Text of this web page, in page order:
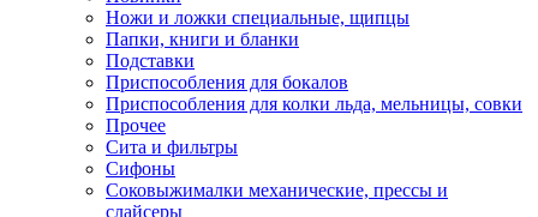
Ножи и ложки специальные, щипцы
Папки, книги и бланки
Подставки
Приспособления для бокалов
Приспособления для колки льда, мельницы, совки
Прочее
Сита и фильтры
Сифоны
Соковыжималки механические, прессы и
слайсеры